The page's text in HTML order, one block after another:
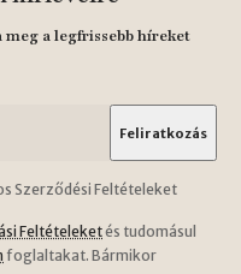
meg a legfrissebb híreket
Szerződési Feltételeket
Feltételeketés tudomásul
foglaltakat. Bármikor